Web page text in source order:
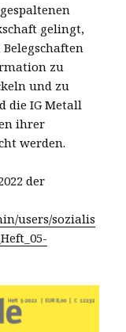
gelingt,
zu
und zu
die IG Metall
ihrer
werden.
der
users/sozialis